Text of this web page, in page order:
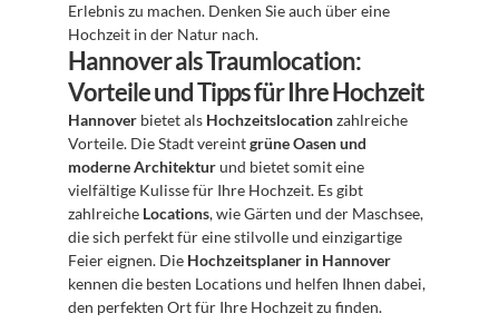
Erlebnis zu machen. Denken Sie auch über eine
Hochzeit in der Natur nach.
Hannover als Traumlocation:
Vorteile und Tipps für Ihre Hochzeit
Hannover bietet als Hochzeitslocation zahlreiche
Vorteile. Die Stadt vereint grüne Oasen und
moderne Architektur und bietet somit eine
vielfältige Kulisse für Ihre Hochzeit. Es gibt
zahlreiche Locations, wie Gärten und der Maschsee,
die sich perfekt für eine stilvolle und einzigartige
Feier eignen. Die Hochzeitsplaner in Hannover
kennen die besten Locations und helfen Ihnen dabei,
den perfekten Ort für Ihre Hochzeit zu finden.